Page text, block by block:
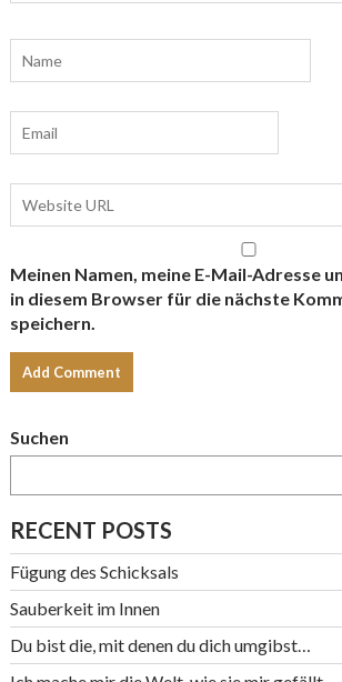
Meinen Namen, meine E-Mail-Adresse
in diesem Browser für die nächste
speichern.
Suchen
RECENT POSTS
Fügung des Schicksals
Sauberkeit im Innen
Du bist die, mit denen du dich umgibst…